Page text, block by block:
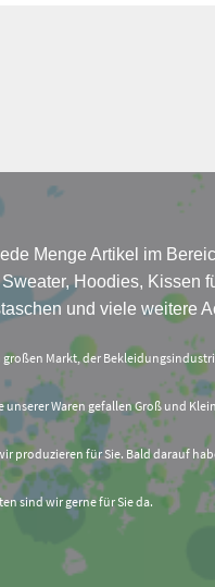
Menge Artikel im
Hoodies, Kissen
und viele weitere
Markt, der
Waren gefallen Groß und
produzieren für Sie. Bald darauf
sind wir gerne für Sie da.